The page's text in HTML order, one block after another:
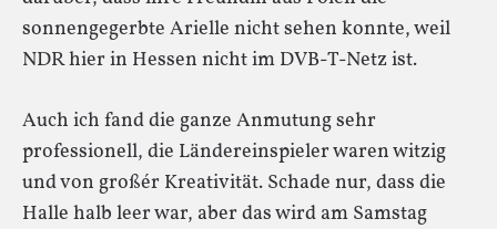
sonnengegerbte Arielle nicht sehen konnte, weil
NDR hier in Hessen nicht im DVB-T-Netz ist.
Auch ich fand die ganze Anmutung sehr
professionell, die Ländereinspieler waren witzig
und von großér Kreativität. Schade nur, dass die
Halle halb leer war, aber das wird am Samstag